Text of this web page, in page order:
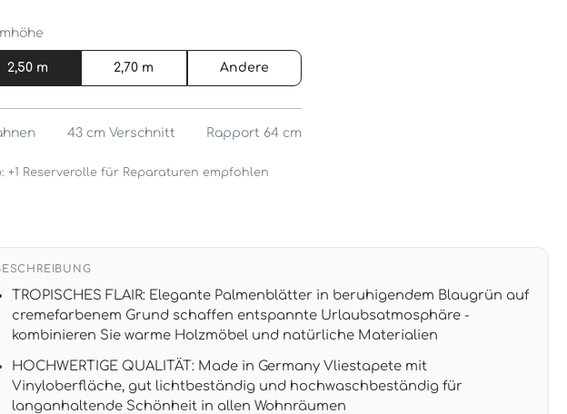
2,50 m 2,70 m Andere
43 cm Verschnitt Rapport 64 cm
+1 Reserverolle für Reparaturen empfohlen
TROPISCHES FLAIR: Elegante Palmenblätter in beruhigendem Blaugrün auf
cremefarbenem Grund schaffen entspannte Urlaubsatmosphäre -
kombinieren Sie warme Holzmöbel und natürliche Materialien
HOCHWERTIGE QUALITÄT: Made in Germany Vliestapete mit
Vinyloberfläche, gut lichtbeständig und hochwaschbeständig für
langanhaltende Schönheit in allen Wohnräumen